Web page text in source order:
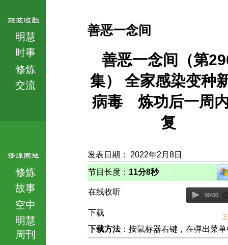
明慧
时事
修炼
交流
修炼
故事
空中
明慧
周刊
善恶一念间
善恶一念间（第
集） 全家感染变种
病毒 炼功后一周
复
发表日期： 2022年2月8日
节目长度： 11分8秒
在线收听 00:00
下载
下载方法：按鼠标器右键，在弹出菜